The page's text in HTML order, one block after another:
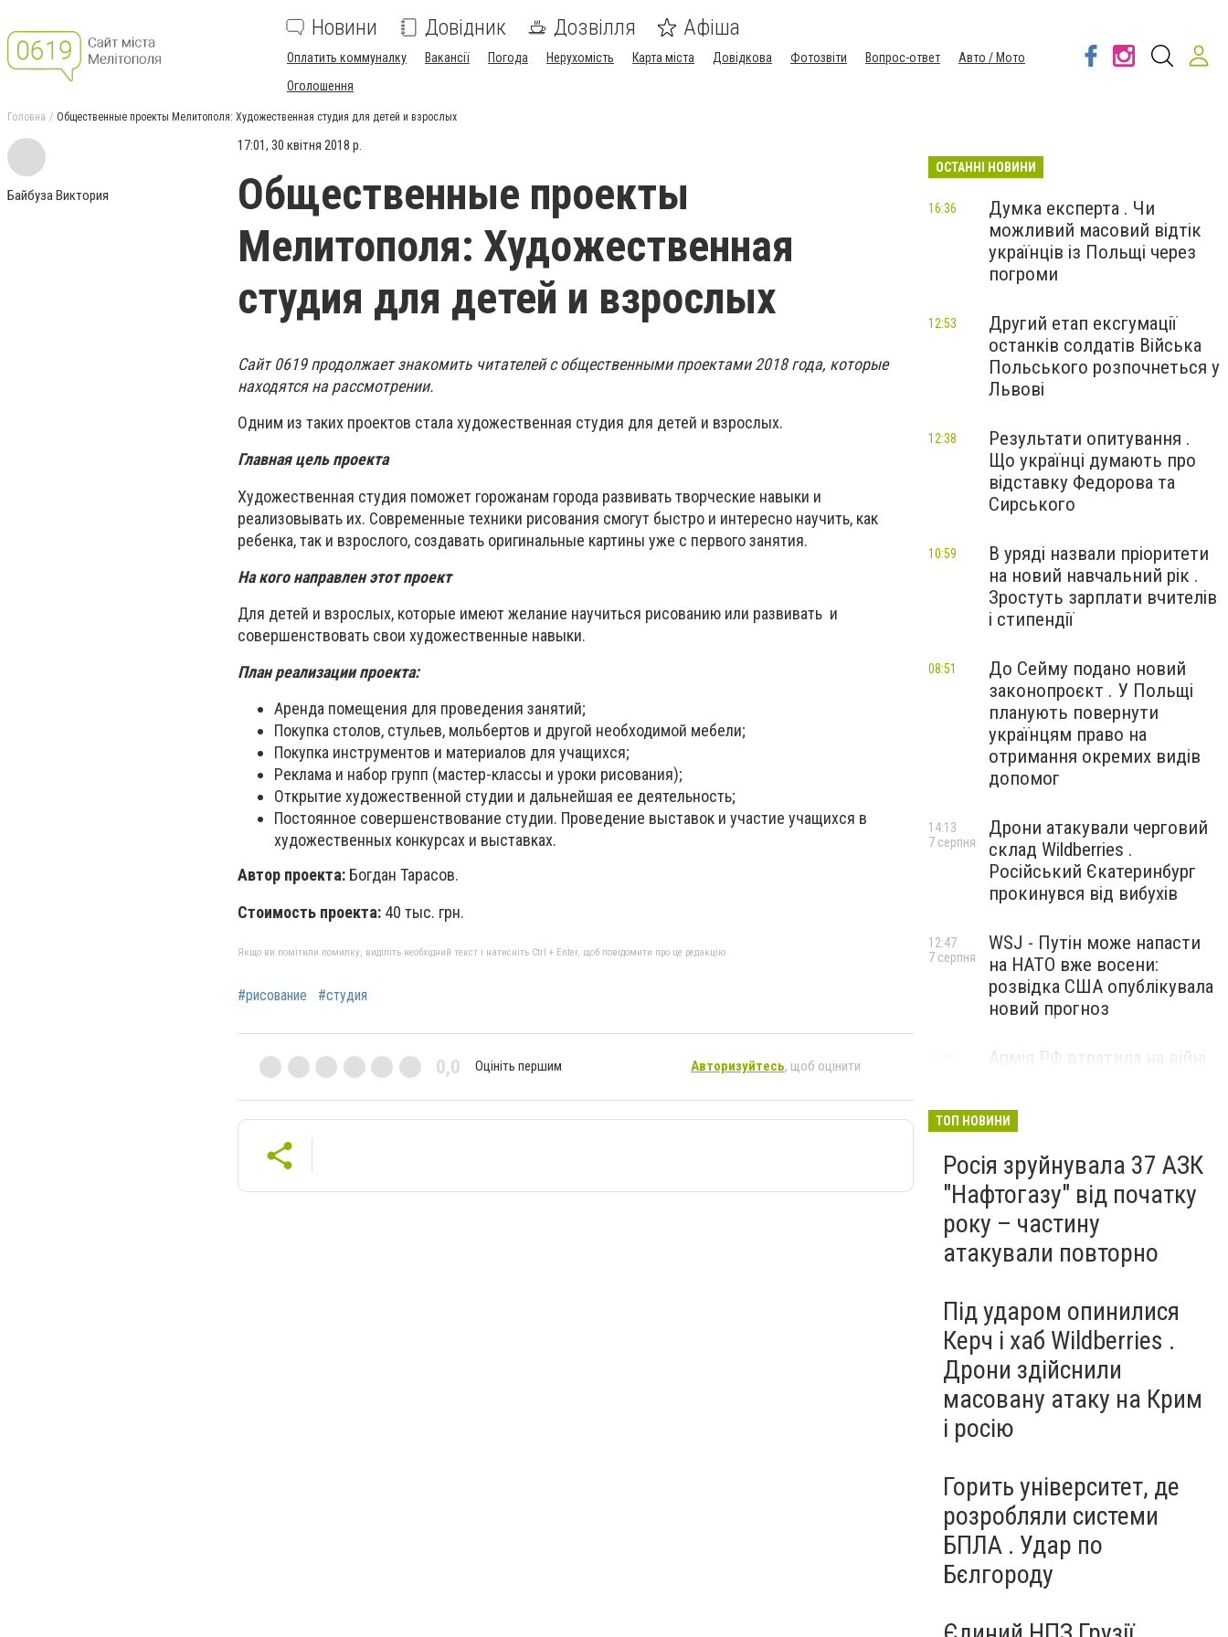
Новини Довідник Дозвілля Афіша
Оплатить коммуналку Вакансії Погода Нерухомість Карта міста Довідкова Фотозвіти Вопрос-ответ
Авто / Мото
Оголошення
Головна Общественные проекты Мелитополя: Художественная студия для детей и взрослых
Байбуза Виктория
17:01, 30 квітня 2018 р.
Общественные проекты
Мелитополя: Художественная
студия для детей и взрослых
Сайт 0619 продолжает знакомить читателей с общественными проектами 2018 года, которые
находятся на рассмотрении.
Одним из таких проектов стала художественная студия для детей и взрослых.
Главная цель проекта
Художественная студия поможет горожанам города развивать творческие навыки и
реализовывать их. Современные техники рисования смогут быстро и интересно научить, как
ребенка, так и взрослого, создавать оригинальные картины уже с первого занятия.
На кого направлен этот проект
Для детей и взрослых, которые имеют желание научиться рисованию или развивать и
совершенствовать свои художественные навыки.
План реализации проекта:
Аренда помещения для проведения занятий;
Покупка столов, стульев, мольбертов и другой необходимой мебели;
Покупка инструментов и материалов для учащихся;
Реклама и набор групп (мастер-классы и уроки рисования);
Открытие художественной студии и дальнейшая ее деятельность;
Постоянное совершенствование студии. Проведение выставок и участие учащихся в
художественных конкурсах и выставках.
Автор проекта: Богдан Тарасов.
Стоимость проекта: 40 тыс. грн.
Якщо ви помітили помилку, виділіть необхідний текст і натисніть Ctrl + Enter, щоб повідомити про це редакцію
#рисование #студия
0,0 Оцініть першим Авторизуйтесь, щоб оцінити
ОСТАННІ НОВИНИ
Думка експерта . Чи
можливий масовий відтік
українців із Польщі через
погроми
16:36
Другий етап ексгумації
останків солдатів Війська
Польського розпочнеться у
Львові
12:53
Результати опитування .
Що українці думають про
відставку Федорова та
Сирського
12:38
В уряді назвали пріоритети
на новий навчальний рік .
Зростуть зарплати вчителів
і стипендії
10:59
До Сейму подано новий
законопроєкт . У Польщі
планують повернути
українцям право на
отримання окремих видів
допомог
08:51
Дрони атакували черговий
склад Wildberries .
Російський Єкатеринбург
прокинувся від вибухів
14:13
7 серпня
WSJ - Путін може напасти
на НАТО вже восени:
розвідка США опублікувала
новий прогноз
12:47
7 серпня
Армія РФ втратила на війні
ППО
ТОП НОВИНИ
Росія зруйнувала 37 АЗК
"Нафтогазу" від початку
року – частину
атакували повторно
Під ударом опинилися
Керч і хаб Wildberries .
Дрони здійснили
масовану атаку на Крим
і росію
Горить університет, де
розробляли системи
БПЛА . Удар по
Бєлгороду